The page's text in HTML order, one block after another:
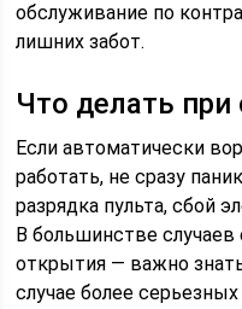
обслуживание по
лишних забот.
Что делать
Если автоматически
работать, не сразу
разрядка пульта, сбой
В большинстве случаев
открытия — важно
случае более